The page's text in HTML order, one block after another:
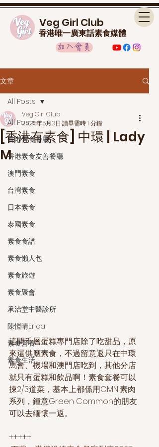
Veg Girl Club
香港唯一廣東話素食媒體
加入會員
文章
All Posts
香港素食餐廳
香港素食友善餐廳
澳門素食
台灣素食
日本素食
泰國素食
素食食譜
素食懶人包
素食旅遊
素食聚會
承治堂中醫診所
陳愷晴Erica
素食營養
素食生活
All Posts
[香港有素食] 中環 | Lady
M
Veg Girl Club
2025年5月3日 讀畢需時 1 分鐘
這間千層蛋糕專門店除了吃甜品，原
來還供應素食，不過留意返只在中環
馬會、機場和澳門店吃到，其他分店
就只有蛋糕和飲品啊！素食套餐可以
揀2/3道菜，基本上都係用OMNI素肉
系列，鍾意Green Common的朋友
可以去緬懷一返。
+++++